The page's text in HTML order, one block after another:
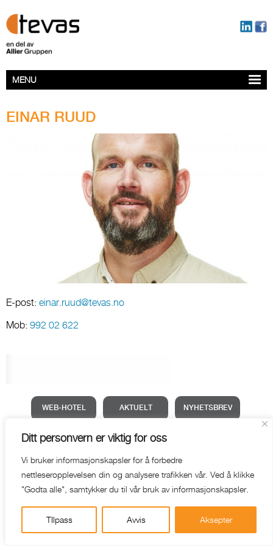
Ditt personvern er viktig for oss
Vi bruker informasjonskapsler for å forbedre
nettleseropplevelsen din og analysere trafikken vår. Ved å klikke
"Godta alle", samtykker du til vår bruk av informasjonskapsler.
TIlpass Avvis Aksepter
MENU
EINAR RUUD
E-post: einar.ruud@tevas.no
Mob: 992 02 622
WEB-HOTEL AKTUELT NYHETSBREV